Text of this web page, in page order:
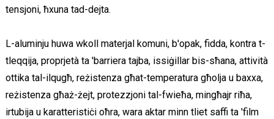
tensjoni, ħxuna tad-dejta.
L-aluminju huwa wkoll materjal komuni, b'opak, fidda, kontra t-
tleqqija, proprjetà ta 'barriera tajba, issiġillar bis-sħana, attività
ottika tal-ilqugħ, reżistenza għat-temperatura għolja u baxxa,
reżistenza għaż-żejt, protezzjoni tal-fwieħa, mingħajr riħa,
irtubija u karatteristiċi oħra, wara aktar minn tliet saffi ta 'film